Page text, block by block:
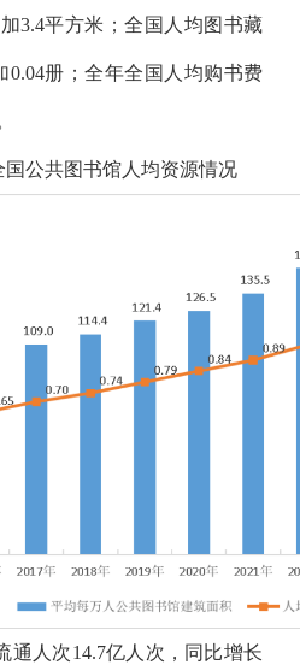
3.4平方米；全国人均图书藏
0.04册；全年全国人均购书费
国公共图书馆人均资源情况
通人次14.7亿人次，同比增长